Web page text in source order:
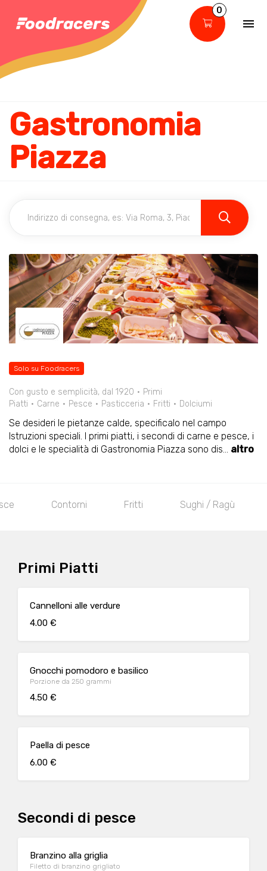
0
Gastronomia
Piazza
Solo su Foodracers
Con gusto e semplicità, dal 1920
Primi
Piatti
Carne Pesce Pasticceria Fritti Dolciumi
Se desideri le pietanze calde, specificalo nel campo
Istruzioni speciali. I primi piatti, i secondi di carne e pesce, i
dolci e le specialità di Gastronomia Piazza sono dis... altro
Contorni Fritti Sughi / Ragù
Primi Piatti
Cannelloni alle verdure
4.00 €
Gnocchi pomodoro e basilico
Porzione da 250 grammi
4.50 €
Paella di pesce
6.00 €
Secondi di pesce
Branzino alla griglia
Filetto di branzino grigliato